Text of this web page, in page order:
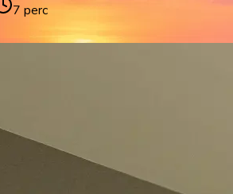
7 perc